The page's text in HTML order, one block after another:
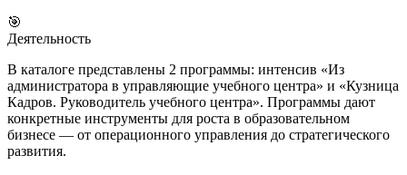
🎯
Деятельность
В каталоге представлены 2 программы: интенсив «Из
администратора в управляющие учебного центра» и «Кузница
Кадров. Руководитель учебного центра». Программы дают
конкретные инструменты для роста в образовательном
бизнесе — от операционного управления до стратегического
развития.